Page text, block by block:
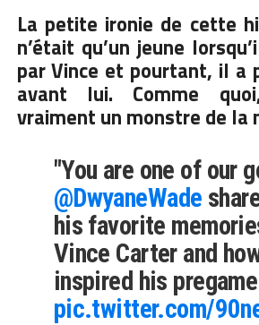
La petite ironie de cette
n’était qu’un jeune
par Vince et pourtant, il a
avant lui. Comme
vraiment un monstre de la
"You are one of our
@DwyaneWade
his favorite
Vince Carter and
inspired his
pic.twitter.com/